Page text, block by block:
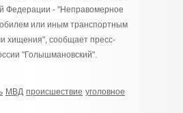
Федерации - "Неправомерное
или иным транспортным
хищения", сообщает пресс-
"Голышмановский".
МВД происшествие уголовное